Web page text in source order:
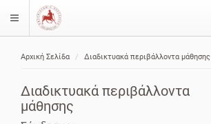
$langMenu
Αρχική Σελίδα Διαδικτυακά περιβάλλοντα μάθησης
Διαδικτυακά περιβάλλοντα
μάθησης